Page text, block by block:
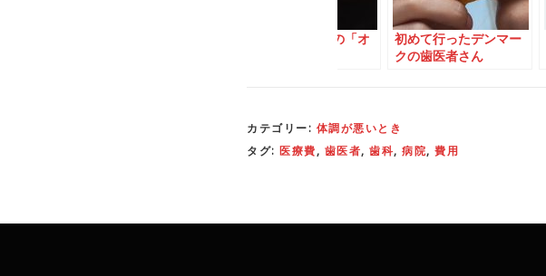
ロックダウン中の「オ
初めて行ったデンマー
クの歯医者さん
カテゴリー: 体調が悪いとき
タグ: 医療費, 歯医者, 歯科, 病院, 費用